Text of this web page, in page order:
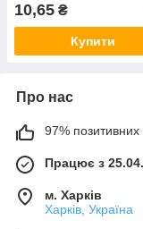
10,65 ₴
Купити
Про нас
97% позитивних
Працює з
м. Харків
Харків, Україна